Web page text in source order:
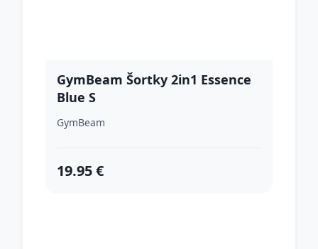
GymBeam Šortky 2in1 Essence
Blue S
GymBeam
19.95 €